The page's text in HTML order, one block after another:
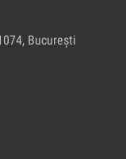
Bucureşti